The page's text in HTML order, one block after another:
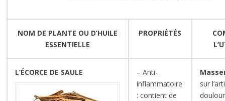
NOM DE PLANTE OU D’HUILE
ESSENTIELLE
PROPRIÉTÉS
L’ÉCORCE DE SAULE
– Anti-
inflammatoire
: contient de
sur